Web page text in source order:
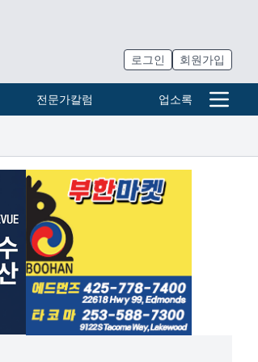
로그인 회원가입
전문가칼럼 업소록